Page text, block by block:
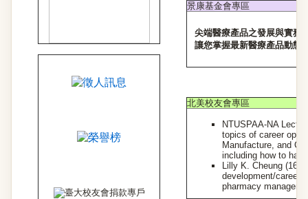
景康基金會專區
尖端醫療產品之發展與實務
讓您掌握最新醫療產品動態
北美校友會專區
NTUSPAA-NA
topics of career
Manufacture, and
including how to
Lilly K. Cheung (16)
development/career
pharmacy managers